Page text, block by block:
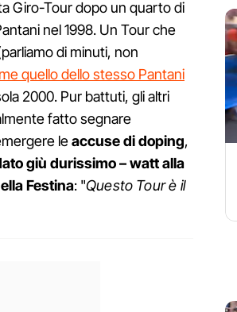
Giro-Tour dopo un quarto di
nel 1998. Un Tour che
di minuti, non
quello dello stesso Pantani
2000. Pur battuti, gli altri
fatto segnare
leaccuse di doping,
giù durissimo – watt alla
Festina: "Questo Tour è il